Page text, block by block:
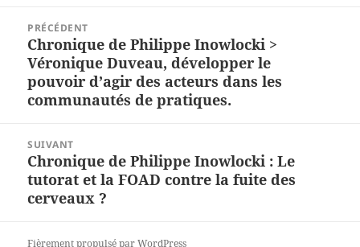
l’article
PRÉCÉDENT
Article
précédent :
Chronique de Philippe Inowlocki >
Véronique Duveau, développer le
pouvoir d’agir des acteurs dans les
communautés de pratiques.
SUIVANT
Article
suivant :
Chronique de Philippe Inowlocki : Le
tutorat et la FOAD contre la fuite des
cerveaux ?
Fièrement propulsé par WordPress